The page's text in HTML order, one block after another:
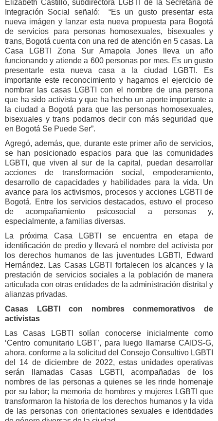
Elizabeth Castillo, subdirectora LGBTI de la Secretaría de
Integración Social señaló: “Es un gusto presentar esta
nueva imágen y lanzar esta nueva propuesta para Bogotá
de servicios para personas homosexuales, bisexuales y
trans, Bogotá cuenta con una red de atención en 5 casas. La
Casa LGBTI Zona Sur Amapola Jones lleva un año
funcionando y atiende a 600 personas por mes. Es un gusto
presentarle esta nueva casa a la ciudad LGBTI. Es
importante este reconocimiento y hagamos el ejercicio de
nombrar las casas LGBTI con el nombre de una persona
que ha sido activista y que ha hecho un aporte importante a
la ciudad a Bogotá para que las personas homosexuales,
bisexuales y trans podamos decir con más seguridad que
en Bogotá Se Puede Ser”.
Agregó, además, que, durante este primer año de servicios,
se han posicionado espacios para que las comunidades
LGBTI, que viven al sur de la capital, puedan desarrollar
acciones de transformación social, empoderamiento,
desarrollo de capacidades y habilidades para la vida. Un
avance para los activismos, procesos y acciones LGBTI de
Bogotá. Entre los servicios destacados, estuvo el proceso
de acompañamiento psicosocial a personas y,
especialmente, a familias diversas.
La próxima Casa LGBTI se encuentra en etapa de
identificación de predio y llevará el nombre del activista por
los derechos humanos de las juventudes LGBTI, Edward
Hernández. Las Casas LGBTI fortalecen los alcances y la
prestación de servicios sociales a la población de manera
articulada con otras entidades de la administración distrital y
alianzas privadas.
Casas LGBTI con nombres conmemorativos de
activistas
Las Casas LGBTI solían conocerse inicialmente como
‘Centro comunitario LGBT’, para luego llamarse CAIDS-G,
ahora, conforme a la solicitud del Consejo Consultivo LGBTI
del 14 de diciembre de 2022, estas unidades operativas
serán llamadas Casas LGBTI, acompañadas de los
nombres de las personas a quienes se les rinde homenaje
por su labor; la memoria de hombres y mujeres LGBTI que
transformaron la historia de los derechos humanos y la vida
de las personas con orientaciones sexuales e identidades